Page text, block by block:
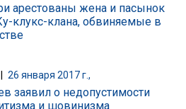
арестованы жена и пасынок
клукс-клана, обвиняемые в
26 января 2017 г.,
заявил о недопустимости
и шовинизма